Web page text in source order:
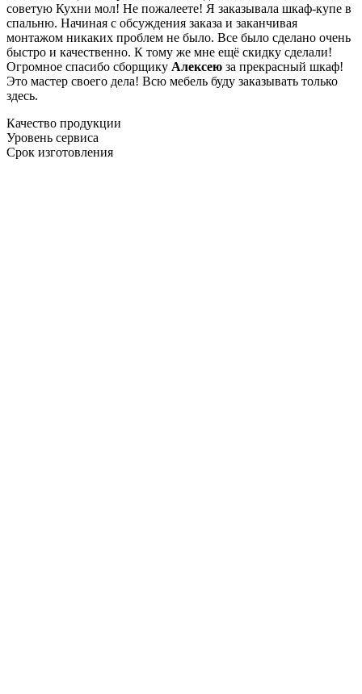
советую Кухни мол! Не пожалеете! Я заказывала шкаф-купе в
спальню. Начиная с обсуждения заказа и заканчивая
монтажом никаких проблем не было. Все было сделано очень
быстро и качественно. К тому же мне ещё скидку сделали!
Огромное спасибо сборщику Алексею за прекрасный шкаф!
Это мастер своего дела! Всю мебель буду заказывать только
здесь.
Качество продукции
Уровень сервиса
Срок изготовления